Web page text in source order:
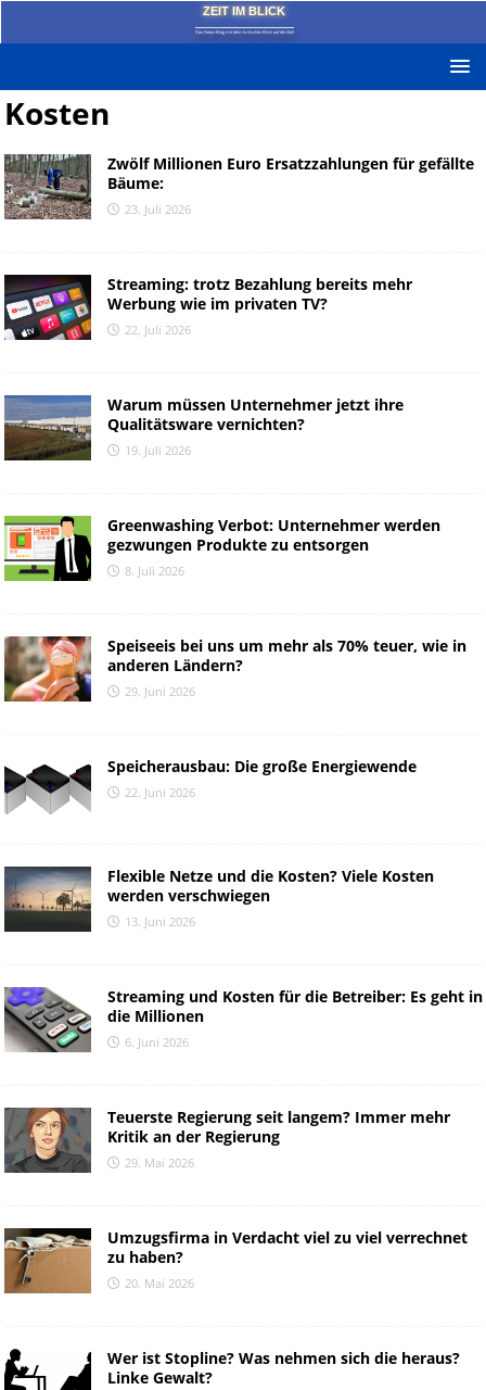
ZEIT IM BLICK
Das News-Blog mit dem kritischen Blick auf die Zeit!
Kosten
Zwölf Millionen Euro Ersatzzahlungen für gefällte
Bäume:
23. Juli 2026
Streaming: trotz Bezahlung bereits mehr
Werbung wie im privaten TV?
22. Juli 2026
Warum müssen Unternehmer jetzt ihre
Qualitätsware vernichten?
19. Juli 2026
Greenwashing Verbot: Unternehmer werden
gezwungen Produkte zu entsorgen
8. Juli 2026
Speiseeis bei uns um mehr als 70% teuer, wie in
anderen Ländern?
29. Juni 2026
Speicherausbau: Die große Energiewende
22. Juni 2026
Flexible Netze und die Kosten? Viele Kosten
werden verschwiegen
13. Juni 2026
Streaming und Kosten für die Betreiber: Es geht in
die Millionen
6. Juni 2026
Teuerste Regierung seit langem? Immer mehr
Kritik an der Regierung
29. Mai 2026
Umzugsfirma in Verdacht viel zu viel verrechnet
zu haben?
20. Mai 2026
Wer ist Stopline? Was nehmen sich die heraus?
Linke Gewalt?